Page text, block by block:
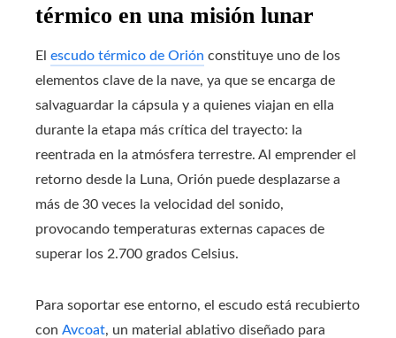
térmico en una misión lunar
El escudo térmico de Orión constituye uno de los
elementos clave de la nave, ya que se encarga de
salvaguardar la cápsula y a quienes viajan en ella
durante la etapa más crítica del trayecto: la
reentrada en la atmósfera terrestre. Al emprender el
retorno desde la Luna, Orión puede desplazarse a
más de 30 veces la velocidad del sonido,
provocando temperaturas externas capaces de
superar los 2.700 grados Celsius.
Para soportar ese entorno, el escudo está recubierto
con Avcoat, un material ablativo diseñado para